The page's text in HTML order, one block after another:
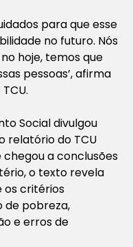
para que esse
no futuro. Nós
hoje, temos que
pessoas’, afirma
Social divulgou
relatório do TCU
a conclusões
o texto revela
os critérios
de pobreza,
e erros de